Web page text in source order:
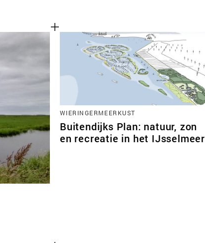
WIERINGERMEERKUST
Buitendijks Plan: natuur, zon
en recreatie in het IJsselmeer